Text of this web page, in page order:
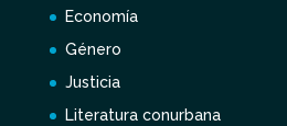
Economía
Género
Justicia
Literatura conurbana